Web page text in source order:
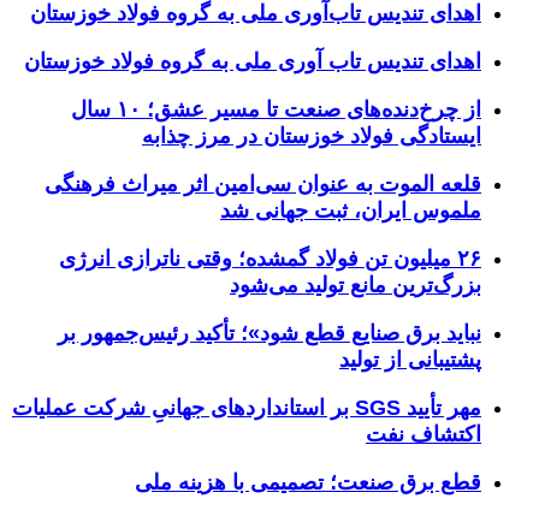
اهدای تندیس تاب‌آوری ملی به گروه فولاد خوزستان
اهدای تندیس تاب آوری ملی به گروه فولاد خوزستان
از چرخ‌دنده‌های صنعت تا مسیر عشق؛ ۱۰ سال
ایستادگی فولاد خوزستان در مرز چذابه
قلعه الموت به عنوان سی‌امین اثر میراث‌ فرهنگی
ملموس ایران، ثبت جهانی شد
۲۶ میلیون تن فولاد گمشده؛ وقتی ناترازی انرژی
بزرگ‌ترین مانع تولید می‌شود
نباید برق صنایع قطع شود»؛ تأکید رئیس‌جمهور بر
پشتیبانی از تولید
مهر تأیید SGS بر استانداردهای جهانیِ شرکت عملیات
اکتشاف نفت
قطع برق صنعت؛ تصمیمی با هزینه ملی